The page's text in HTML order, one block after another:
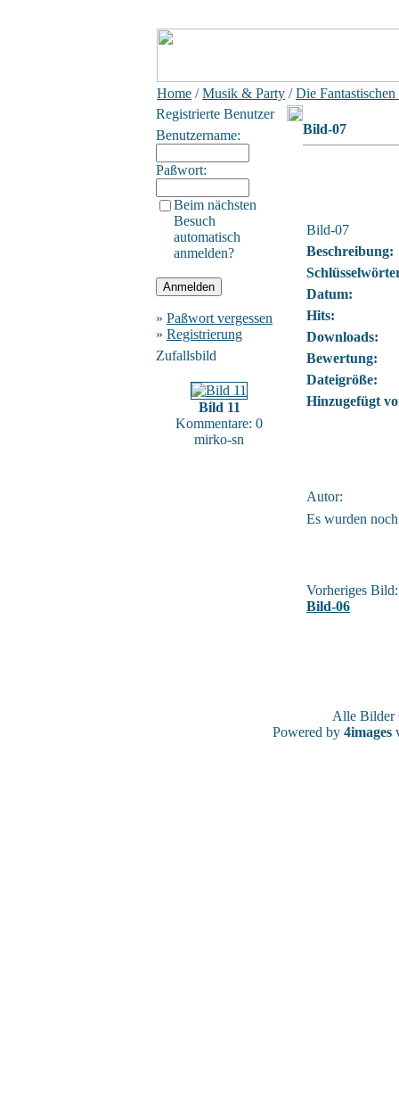
Home /Musik & Party /Die
Registrierte Benutzer
Benutzername:
Paßwort:
Beim nächsten
Besuch
automatisch
anmelden?
» Paßwort vergessen
» Registrierung
Zufallsbild
Bild 11
Kommentare: 0
mirko-sn
Bild-07
Bild-07
Beschreibung:
Datum:
Hits:
Downloads:
Bewertung:
Dateigröße:
Hinzugefügt
Autor:
Es wurden
Vorheriges Bild:
Bild-06
Alle
Powered by 4images